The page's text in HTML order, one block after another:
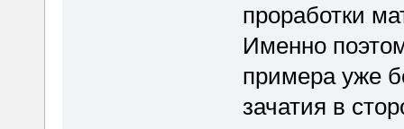
проработки
Именно
примера уже
зачатия в